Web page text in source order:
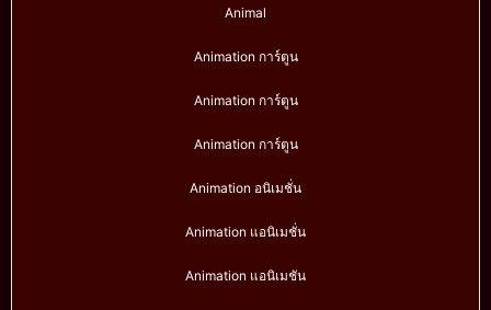
Animal
Animation การ์ตูน
Animation การ์ตูน
Animation การ์ตูน
Animation อนิเมชั่น
Animation แอนิเมชั่น
Animation แอนิเมชัน